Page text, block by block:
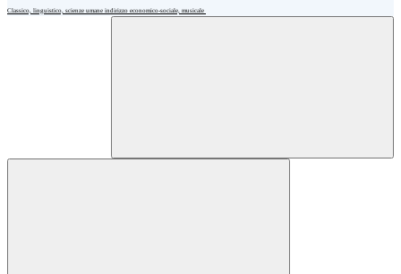
Classico, linguistico, scienze umane indirizzo economico-sociale, musicale